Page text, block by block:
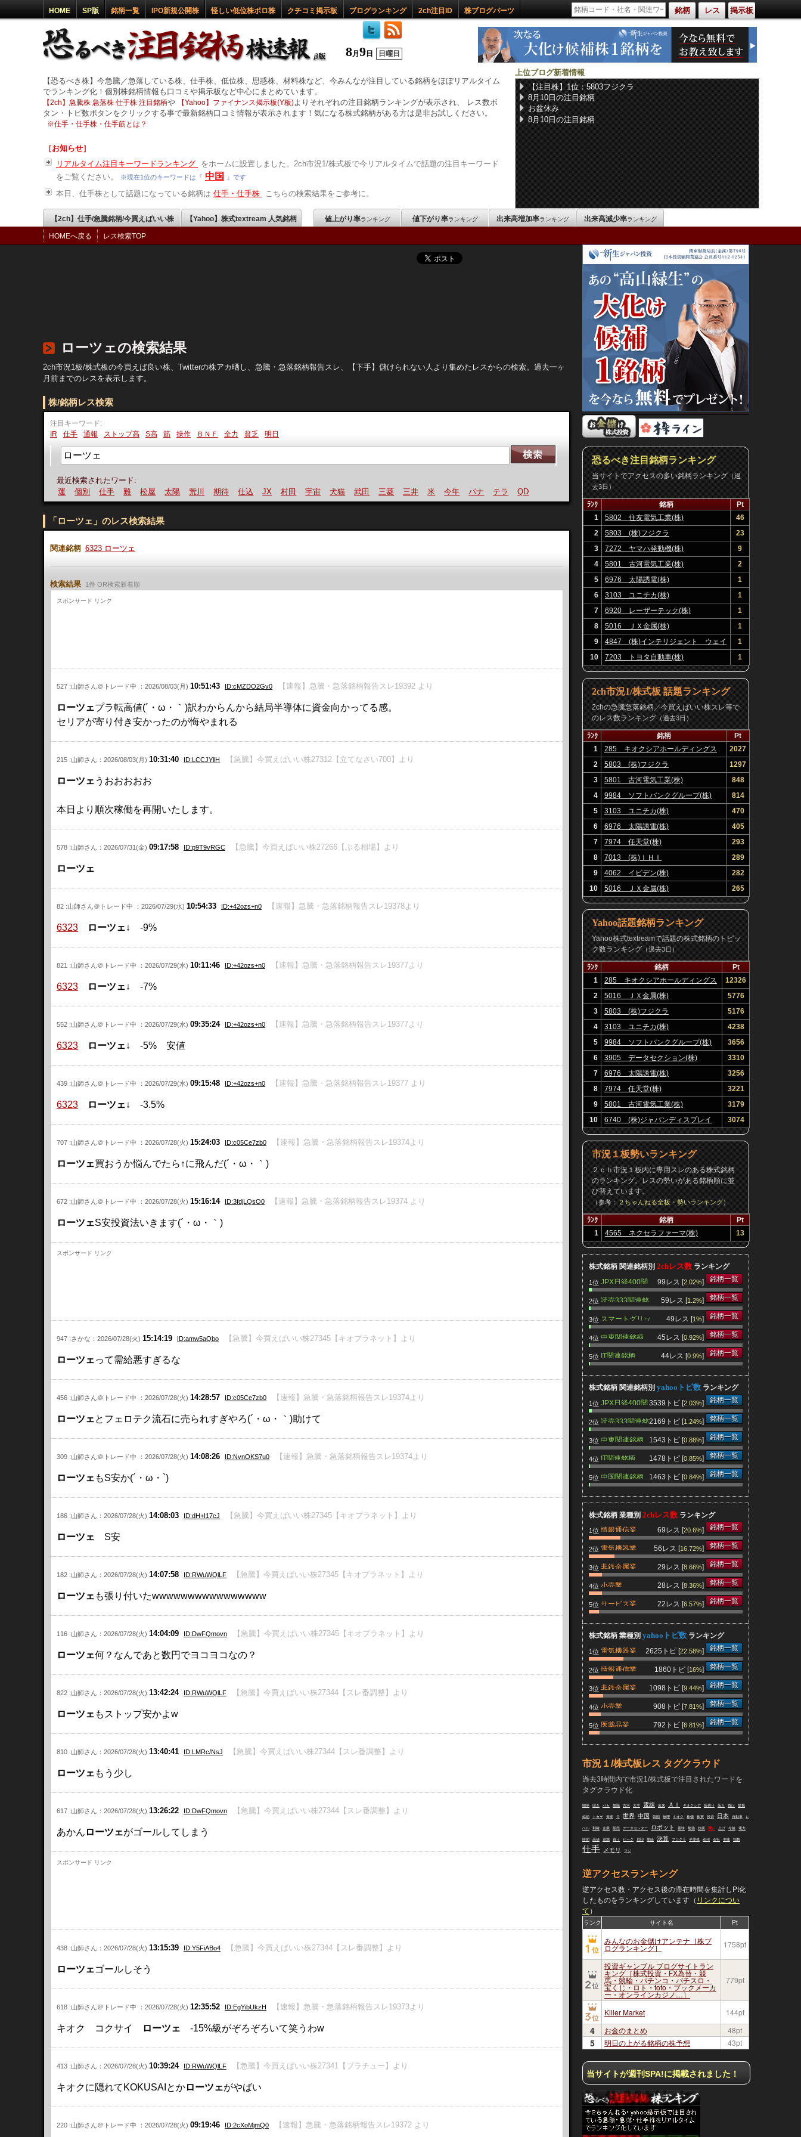
HOME SP版 銘柄一覧 IPO新規公開株 怪しい低位株ボロ株 クチコミ掲示板 ブログランキング 2ch注目ID 株ブログパーツ 銘柄 レス 掲示板
8月 9 日 日曜日
【恐るべき株】今急騰／急落している株、仕手株、低位株、思惑株、材料株など、今みんなが注目している銘柄をほぼリアルタイム
でランキング化！個別株銘柄情報も口コミや掲示板など中心にまとめています。
【2ch】急騰株 急落株 仕手株 注目銘柄や 【Yahoo】ファイナンス掲示板(Y板)よりそれぞれの注目銘柄ランキングが表示され、 レス数ボ
タン・トピ数ボタンをクリックする事で最新銘柄口コミ情報が表示されます！気になる株式銘柄がある方は是非お試しください。
※仕手・仕手株・仕手筋とは？
［お知らせ］
リアルタイム注目キーワードランキング
をホームに設置しました。2ch市況1/株式板で今リアルタイムで話題の注目キーワード
をご覧ください。
※現在1位のキーワードは『 中国 』です
本日、仕手株として話題になっている銘柄は 仕手・仕手株 こちらの検索結果をご参考に。
上位ブログ新着情報
【注目株】1位：5803フジクラ
8月10日の注目銘柄
お盆休み
8月10日の注目銘柄
【2ch】仕手/急騰銘柄/今買えばいい株 【Yahoo】株式textream 人気銘柄 値上がり率ランキング 値下がり率ランキング 出来高増加率ランキング 出来高減少率ランキング
HOMEへ戻る レス検索TOP
ローツェの検索結果
2ch市況1板/株式板の今買えば良い株、Twitterの株アカ晒し、急騰・急落銘柄報告スレ、【下手】儲けられない人より集めたレスからの検索。過去一ヶ
月前までのレスを表示します。
株/銘柄レス検索
注目キーワード:
IR
仕手 通報 ストップ高 S高 筋 操作 ＢＮＦ 全力 貧乏 明日
最近検索されたワード:
運
個別 仕手 難 松屋 太陽 荒川 期待 仕込 JX 村田 宇宙 犬猫 武田 三菱 三井 米 今年 パナ テラ QD
「ローツェ」のレス検索結果
関連銘柄 6323 ローツェ
検索結果 1件 OR検索新着順
スポンサード リンク
527 :山師さん＠トレード中 ：2026/08/03(月) 10:51:43 ID:cMZDO2Gv0 【速報】急騰・急落銘柄報告スレ19392 より
ローツェプラ転高値(´・ω・｀)訳わからんから結局半導体に資金向かってる感。
セリアが寄り付き安かったのが悔やまれる
215 :山師さん：2026/08/03(月) 10:31:40 ID:LCCJYllH 【急騰】今買えばいい株27312【立てなさい700】より
ローツェ うおおおおお
本日より順次稼働を再開いたします。
578 :山師さん：2026/07/31(金) 09:17:58 ID:p9T9vRGC 【急騰】今買えばいい株27266【ぶる相場】より
ローツェ
82 :山師さん＠トレード中 ：2026/07/29(水) 10:54:33 ID:+42ozs+n0 【速報】急騰・急落銘柄報告スレ19378より
6323 ローツェ↓ -9%
821 :山師さん＠トレード中 ：2026/07/29(水) 10:11:46 ID:+42ozs+n0 【速報】急騰・急落銘柄報告スレ19377より
6323 ローツェ↓ -7%
552 :山師さん＠トレード中 ：2026/07/29(水) 09:35:24 ID:+42ozs+n0 【速報】急騰・急落銘柄報告スレ19377より
6323 ローツェ↓ -5% 安値
439 :山師さん＠トレード中 ：2026/07/29(水) 09:15:48 ID:+42ozs+n0 【速報】急騰・急落銘柄報告スレ19377 より
6323 ローツェ↓ -3.5%
707 :山師さん＠トレード中 ：2026/07/28(火) 15:24:03 ID:c05Ce7zb0 【速報】急騰・急落銘柄報告スレ19374より
ローツェ買おうか悩んでたら↑に飛んだ(´・ω・｀)
672 :山師さん＠トレード中 ：2026/07/28(火) 15:16:14 ID:3fdjLQsO0 【速報】急騰・急落銘柄報告スレ19374 より
ローツェS安投資法いきます(´・ω・｀)
スポンサード リンク
947 :さかな：2026/07/28(火) 15:14:19 ID:amw5aQbo 【急騰】今買えばいい株27345【キオプラネット】より
ローツェって需給悪すぎるな
456 :山師さん＠トレード中 ：2026/07/28(火) 14:28:57 ID:c05Ce7zb0 【速報】急騰・急落銘柄報告スレ19374より
ローツェとフェロテク流石に売られすぎやろ(´・ω・｀)助けて
309 :山師さん＠トレード中 ：2026/07/28(火) 14:08:26 ID:NvnOKS7u0 【速報】急騰・急落銘柄報告スレ19374より
ローツェ もS安か(´・ω・`)
186 :山師さん：2026/07/28(火) 14:08:03 ID:dH+I17cJ 【急騰】今買えばいい株27345【キオプラネット】より
ローツェ S安
182 :山師さん：2026/07/28(火) 14:07:58 ID:RWuWQlLF 【急騰】今買えばいい株27345【キオプラネット】より
ローツェ も張り付いたwwwwwwwwwwwwwwww
116 :山師さん：2026/07/28(火) 14:04:09 ID:DwFQmovn 【急騰】今買えばいい株27345【キオプラネット】より
ローツェ何？なんであと数円でヨコヨコなの？
822 :山師さん：2026/07/28(火) 13:42:24 ID:RWuWQlLF 【急騰】今買えばいい株27344【スレ番調整】より
ローツェ もストップ安かよw
810 :山師さん：2026/07/28(火) 13:40:41 ID:LMRc/NsJ 【急騰】今買えばいい株27344【スレ番調整】より
ローツェ もう少し
617 :山師さん：2026/07/28(火) 13:26:22 ID:DwFQmovn 【急騰】今買えばいい株27344【スレ番調整】より
あかん ローツェがゴールしてしまう
スポンサード リンク
438 :山師さん：2026/07/28(火) 13:15:39 ID:Y5FiABo4 【急騰】今買えばいい株27344【スレ番調整】より
ローツェゴールしそう
618 :山師さん＠トレード中 ：2026/07/28(火) 12:35:52 ID:EgYibUkzH 【速報】急騰・急落銘柄報告スレ19373より
キオク コクサイ ローツェ -15%級がぞろぞろいて笑うわw
413 :山師さん：2026/07/28(火) 10:39:24 ID:RWuWQlLF 【急騰】今買えばいい株27341【ブラチュー】より
キオクに隠れてKOKUSAIとかローツェがやばい
220 :山師さん＠トレード中 ：2026/07/28(火) 09:19:46 ID:2cXoMjmQ0 【速報】急騰・急落銘柄報告スレ19372 より
恐るべき注目銘柄ランキング
当サイトでアクセスの多い銘柄ランキング（過
去3日）
ﾗﾝｸ 銘柄
Pt
1
5802 住友電気工業(株)
46
2
5803 (株)フジクラ
23
3
7272 ヤマハ発動機(株)
9
4
5801 古河電気工業(株)
2
5
6976 太陽誘電(株)
1
6
3103 ユニチカ(株)
1
7
6920 レーザーテック(株)
1
8
5016 ＪＸ金属(株)
1
9
4847 (株)インテリジェント ウェイ
ブ
1
10
7203 トヨタ自動車(株) 1
2ch市況1/株式板 話題ランキング
2chの急騰急落銘柄／今買えばいい株スレ等で
のレス数ランキング（過去3日）
ﾗﾝｸ 銘柄
Pt
1
285 キオクシアホールディングス
(株)
2027
2
5803 (株)フジクラ
1297
3
5801 古河電気工業(株)
848
4
9984 ソフトバンクグループ(株)
814
5
3103 ユニチカ(株)
470
6
6976 太陽誘電(株)
405
7
7974 任天堂(株)
293
8
7013 (株)ＩＨＩ
289
9
4062 イビデン(株)
282
10
5016 ＪＸ金属(株) 265
Yahoo話題銘柄ランキング
Yahoo株式textreamで話題の株式銘柄のトピッ
ク数ランキング（過去3日）
ﾗﾝｸ 銘柄
Pt
1
285 キオクシアホールディングス
(株)
12326
2
5016 ＪＸ金属(株)
5776
3
5803 (株)フジクラ
5176
4
3103 ユニチカ(株)
4238
5
9984 ソフトバンクグループ(株)
3656
6
3905 データセクション(株)
3310
7
6976 太陽誘電(株)
3256
8
7974 任天堂(株)
3221
9
5801 古河電気工業(株)
3179
10
6740 (株)ジャパンディスプレイ 3074
市況１板勢いランキング
２ｃｈ市況１板内に専用スレのある株式銘柄
のランキング。レスの勢いがある銘柄順に並
び替えています。
（参考：２ちゃんねる全板・勢いランキング）
ﾗﾝｸ 銘柄
Pt
1
4565 ネクセラファーマ(株) 13
株式銘柄 関連銘柄別 2chレス数 ランキング
1位 JPX日経400関
連銘柄
99レス [2.02%] 銘柄一覧
2位 読売333関連銘
柄
59レス [1.2%] 銘柄一覧
3位 スマートグリッ
ド関連銘柄
49レス [1%] 銘柄一覧
4位 中東関連銘柄 45レス [0.92%] 銘柄一覧
5位 IT関連銘柄 44レス [0.9%] 銘柄一覧
株式銘柄 関連銘柄別 yahooトピ数 ランキング
1位 JPX日経400関
連銘柄
3539トピ [2.03%] 銘柄一覧
2位 読売333関連銘
柄
2169トピ [1.24%] 銘柄一覧
3位 中東関連銘柄 1543トピ [0.88%] 銘柄一覧
4位 IT関連銘柄 1478トピ [0.85%] 銘柄一覧
5位 中国関連銘柄 1463トピ [0.84%] 銘柄一覧
株式銘柄 業種別 2chレス数 ランキング
1位 情報通信業 69レス [20.6%] 銘柄一覧
2位 電気機器業 56レス [16.72%] 銘柄一覧
3位 非鉄金属業 29レス [8.66%] 銘柄一覧
4位 小売業 28レス [8.36%] 銘柄一覧
5位 サービス業 22レス [6.57%] 銘柄一覧
株式銘柄 業種別 yahooトピ数 ランキング
1位 電気機器業 2625トピ [22.58%] 銘柄一覧
2位 情報通信業 1860トピ [16%] 銘柄一覧
3位 非鉄金属業 1098トピ [9.44%] 銘柄一覧
4位 小売業 908トピ [7.81%] 銘柄一覧
5位 医薬品業 792トピ [6.81%] 銘柄一覧
市況１/株式板レス タグクラウド
過去3時間内で市況1/株式板で注目されたワードを
タグクラウド化
開発 叩き バカ 無職 古河 大手 電線 出来 ＡＩ キオクシア 損切り 落ち 負け 提携
銘柄 トカゲ 資産 月 世界 中国 韓国 無理 キオク 株価 株買 投資 日本 自動車 レ
ベル 利確 企業 販売 データセンター ロボット 意味 勉強 技術 買い 上げ 今後 電力
時間 高値 退場 買う ピーク 貝印 業績 決算 フジクラ 半導体 欧州 会社 美味 指数
仕手 メモリ マジ
逆アクセスランキング
逆アクセス数・アクセス後の滞在時間を集計しPt化
したものをランキングしています（ リンクについ
て）
ランク サイト名 Pt
みんなのお金儲けアンテナ［株ブ
ログランキング］ 1758pt
投資ギャンブル ブログサイトラン
キング［株式投資・FX為替・競
馬・競輪・パチンコ・パチスロ・
宝くじ・ロト・toto・ブックメーカ
ー・オンラインカジノ…］
779pt
Killer Market 144pt
4 お金のまとめ 48pt
5 明日の上がる銘柄の株予想 43pt
当サイトが週刊SPA!に掲載されました！